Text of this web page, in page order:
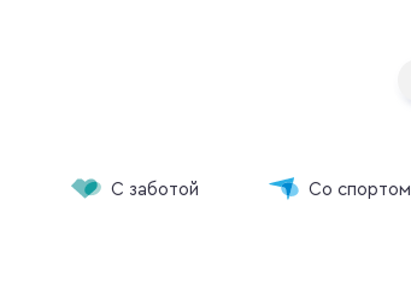
С заботой Со спортом